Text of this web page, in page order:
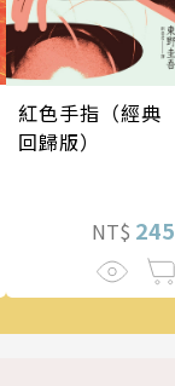
紅色手指（經典
回歸版）
NT$ 245